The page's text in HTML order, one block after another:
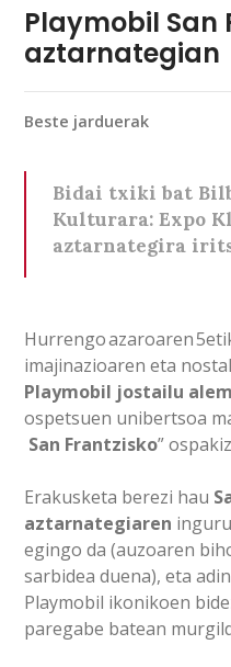
Playmobil San
aztarnategian
Beste jarduerak
Bidai txiki bat
Kulturara: Expo
aztarnategira
Hurrengo azaroaren
imajinazioaren eta
Playmobil jostailu
ospetsuen unibertsoa
San Frantzisko”
Erakusketa berezi hau
aztarnategiaren
egingo da (auzoaren
sarbidea duena), eta
Playmobil ikonikoen
paregabe batean